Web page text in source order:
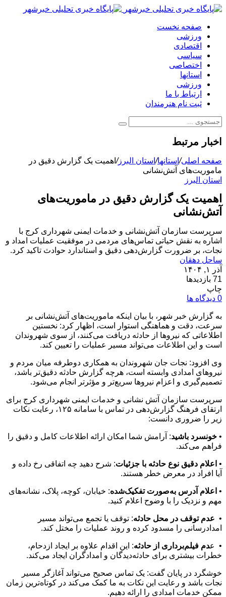
صفحه نخست
ورزشی
اقتصادی
سیاسی
اختصاصی
استانها
ورزشی
ارتباط با ما
ثبت نام هنرمندان
اخبار مرتبط
صفحه اصلی/استانها/استان البرز/اهمیت یک گزارش دقیق در
ماموریت‌های آتش‌نشانی
استان البرز
اهمیت یک گزارش دقیق در ماموریت‌های
آتش‌نشانی
سرپرست سازمان آتش‌نشانی و خدمات ایمنی شهرداری کرج با
اشاره به نقش حیاتی تماس‌های مردمی در موفقیت عملیات‌ امداد و
نجات، بر ضرورت گزارش‌دهی دقیق و استاندارد حوادث تاکید کرد.
ساحل دهقان
آذر ۱, ۱۴۰۴
71 بازدیدها
چاپ
0 دیدگاه ها
به گزارش خبر شهر، با بیان اینکه ماموریت‌های آتش‌نشانی بر
سرعت، دقت و هماهنگی استوار است، اظهار کرد: نخستین
اطلاعاتی که نیروها از حادثه دریافت می‌کنند، از سوی شهروندان
است و این اطلاعات می‌تواند مسیر عملیات را تعیین کند.
وی افزود: نجات جان شهروندان به همکاری دوطرفه میان مردم و
نیروهای امدادی وابسته است، هرچه گزارش حادثه دقیق‌تر باشد،
تصمیم‌گیری و اعزام نیروها سریع‌تر و مؤثرتر انجام می‌شود.
سرپرست سازمان آتش نشانی و خدمات ایمنی شهرداری کرج برای
ارتقای فرهنگ گزارش‌دهی در تماس با سامانه ۱۲۵، رعایت نکات
زیر را ضروری دانست:
• خونسرد باشید: آرامش شما امکان ارائه اطلاعات کامل و دقیق را
فراهم می‌کند.
• اعلام دقیق نوع حادثه با جزئیات: شرح دهید چه اتفاقی رخ داده و
آیا افراد در معرض خطر هستند.
• اعلام آدرس به‌صورت تفکیک‌شده: خیابان، کوچه، پلاک، نشانه‌های
مهم و نزدیک را با وضوح اعلام کنید.
• عدم توقف در محل حادثه: توقف یا تجمع می‌تواند مسیر
امدادرسانی را مسدود کرده و روند عملیات را مختل کند.
• عدم فیلم‌برداری از حادثه: این اقدام علاوه بر ایجاد ازدحام،
خطرات بیشتری برای حادثه‌دیدگان و امدادگران ایجاد می‌کند.
خوشگرد در پایان گفت: یک تماس صحیح می‌تواند آغازگر مسیر
نجات باشد و رعایت این نکات به ما کمک می‌کند در کوتاه‌ترین زمان
ممکن خدمات امدادی را ارائه دهیم.